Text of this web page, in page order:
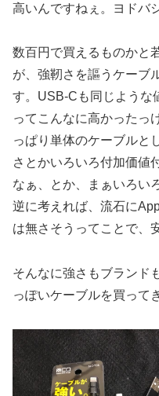
高いんですねぇ。ヨドバ
数百円で買えるものかと
が、強靭さを謳うケーブ
す。USB-Cも同じような
ってこんなに高かったっ
っぱり単体のケーブルと
さとかいろいろ付加価値
なぁ、とか、まぁいろい
逆に考えれば、流石に
は無さそうってことで、
そんなに強さもブランド
っぽいケーブルを買って